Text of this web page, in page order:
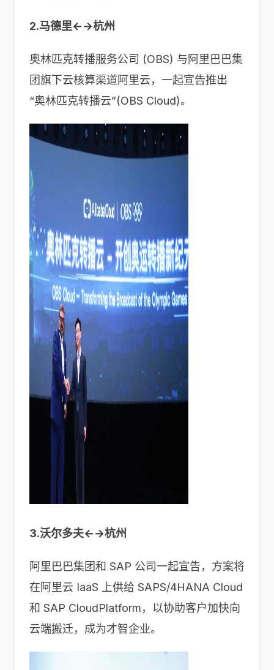
2.马德里←→杭州
奥林匹克转播服务公司 (OBS) 与阿里巴巴集
团旗下云核算渠道阿里云，一起宣告推出
“奥林匹克转播云”(OBS Cloud)。
3.沃尔多夫←→杭州
阿里巴巴集团和 SAP 公司一起宣告，方案将
在阿里云 IaaS 上供给 SAPS/4HANA Cloud
和 SAP CloudPlatform，以协助客户加快向
云端搬迁，成为才智企业。